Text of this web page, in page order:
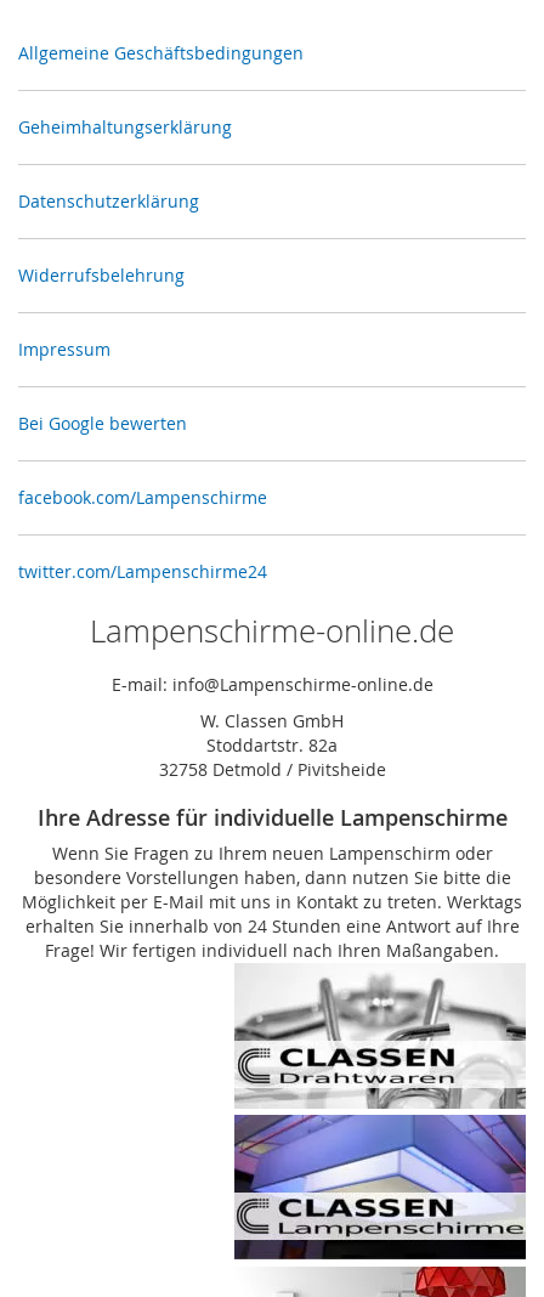
Allgemeine Geschäftsbedingungen
Geheimhaltungserklärung
Datenschutzerklärung
Widerrufsbelehrung
Impressum
Bei Google bewerten
facebook.com/Lampenschirme
twitter.com/Lampenschirme24
Lampenschirme-online.de
E-mail: info@Lampenschirme-online.de
W. Classen GmbH
Stoddartstr. 82a
32758 Detmold / Pivitsheide
Ihre Adresse für individuelle Lampenschirme
Wenn Sie Fragen zu Ihrem neuen Lampenschirm oder
besondere Vorstellungen haben, dann nutzen Sie bitte die
Möglichkeit per E-Mail mit uns in Kontakt zu treten. Werktags
erhalten Sie innerhalb von 24 Stunden eine Antwort auf Ihre
Frage! Wir fertigen individuell nach Ihren Maßangaben.